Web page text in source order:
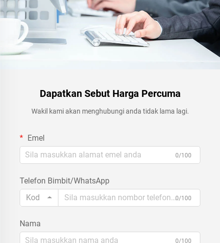
Dapatkan Sebut Harga Percuma
Wakil kami akan menghubungi anda tidak lama lagi.
Emel
0/100
Telefon Bimbit/WhatsApp
Kod
0/100
Nama
0/100